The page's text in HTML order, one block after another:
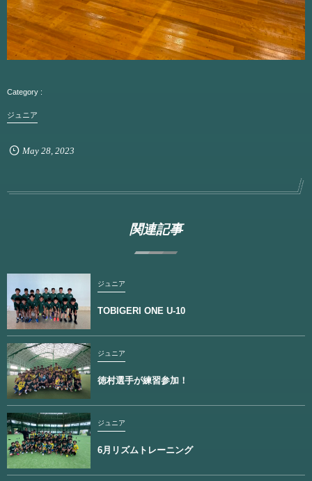
ジュニア
May 28, 2023
関連記事
ジュニア
TOBIGERI ONE U-10
ジュニア
徳村選手が練習参加！
ジュニア
6月リズムトレーニング